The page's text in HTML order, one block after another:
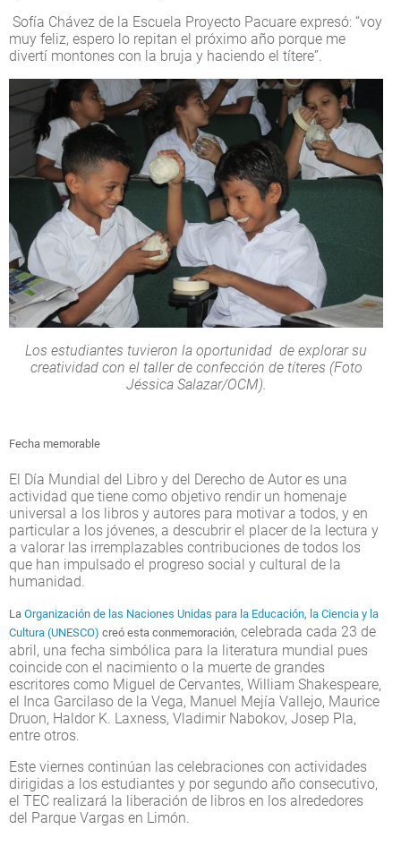
Sofía Chávez de la Escuela Proyecto Pacuare expresó: “voy
muy feliz, espero lo repitan el próximo año porque me
divertí montones con la bruja y haciendo el títere”.
Los estudiantes tuvieron la oportunidad de explorar su
creatividad con el taller de confección de títeres (Foto
Jéssica Salazar/OCM).
Fecha memorable
El Día Mundial del Libro y del Derecho de Autor es una
actividad que tiene como objetivo rendir un homenaje
universal a los libros y autores para motivar a todos, y en
particular a los jóvenes, a descubrir el placer de la lectura y
a valorar las irremplazables contribuciones de todos los
que han impulsado el progreso social y cultural de la
humanidad.
La Organización de las Naciones Unidas para la Educación, la Ciencia y la
Cultura (UNESCO) creó esta conmemoración, celebrada cada 23 de
abril, una fecha simbólica para la literatura mundial pues
coincide con el nacimiento o la muerte de grandes
escritores como Miguel de Cervantes, William Shakespeare,
el Inca Garcilaso de la Vega, Manuel Mejía Vallejo, Maurice
Druon, Haldor K. Laxness, Vladimir Nabokov, Josep Pla,
entre otros.
Este viernes continúan las celebraciones con actividades
dirigidas a los estudiantes y por segundo año consecutivo,
el TEC realizará la liberación de libros en los alrededores
del Parque Vargas en Limón.